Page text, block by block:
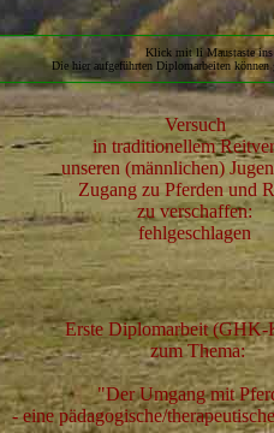
Klick mit li Maustaste
Die hier aufgeführten Diplomarbeiten können
Versuch
in traditionellem
unseren (männlichen)
Zugang zu Pferden und
zu verschaffen:
fehlgeschlagen
Erste Diplomarbeit (GHK-
zumThema:
"Der Umgang mit
- eine pädagogische/